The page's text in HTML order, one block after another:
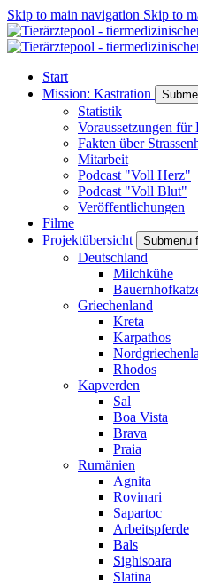
Skip to main navigation Skip to
Start
Mission: Kastration
Statistik
Voraussetzungen für
Fakten über
Mitarbeit
Podcast "Voll Herz"
Podcast "Voll Blut"
Veröffentlichungen
Filme
Projektübersicht
Submenu
Deutschland
Milchkühe
Griechenland
Kreta
Karpathos
Rhodos
Kapverden
Sal
Boa Vista
Brava
Praia
Rumänien
Agnita
Rovinari
Sapartoc
Arbeitspferde
Bals
Sighisoara
Slatina